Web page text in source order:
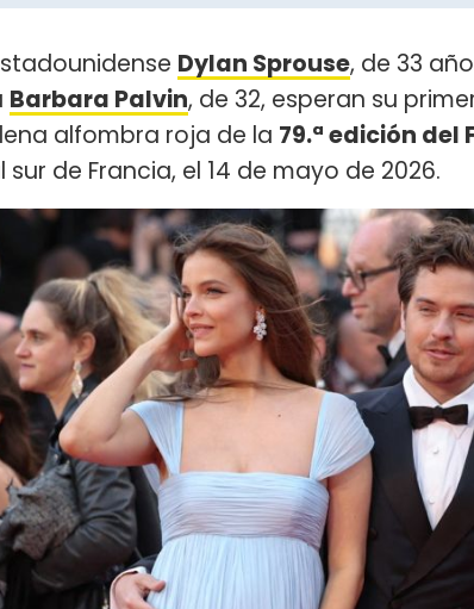
Dylan Sprouse, de 33
Barbara Palvin, de 32, esperan su
alfombra roja de la 79.ª edición del
sur de Francia, el 14 de mayo de 2026.